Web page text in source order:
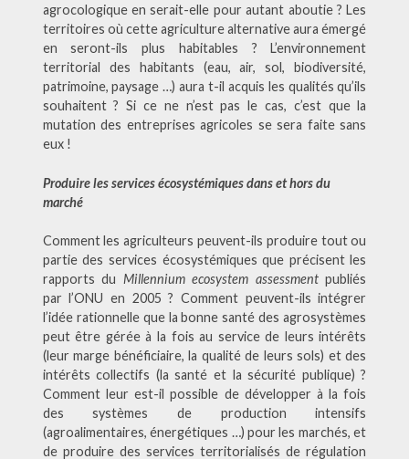
agrocologique en serait-elle pour autant aboutie ? Les
territoires où cette agriculture alternative aura émergé
en seront-ils plus habitables ? L’environnement
territorial des habitants (eau, air, sol, biodiversité,
patrimoine, paysage …) aura t-il acquis les qualités qu’ils
souhaitent ? Si ce ne n’est pas le cas, c’est que la
mutation des entreprises agricoles se sera faite sans
eux !
Produire les services écosystémiques dans et hors du
marché
Comment les agriculteurs peuvent-ils produire tout ou
partie des services écosystémiques que précisent les
rapports du Millennium ecosystem assessmentpubliés
par l’ONU en 2005 ? Comment peuvent-ils intégrer
l’idée rationnelle que la bonne santé des agrosystèmes
peut être gérée à la fois au service de leurs intérêts
(leur marge bénéficiaire, la qualité de leurs sols) et des
intérêts collectifs (la santé et la sécurité publique) ?
Comment leur est-il possible de développer à la fois
des systèmes de production intensifs
(agroalimentaires, énergétiques …) pour les marchés, et
de produire des services territorialisés de régulation